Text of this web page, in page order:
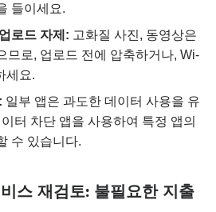
들이세요.
로드 자제: 고화질 사진, 동영상은
므로, 업로드 전에 압축하거나, Wi-
세요.
일부 앱은 과도한 데이터 사용을 유
터 차단 앱을 사용하여 특정 앱의
수 있습니다.
스 재검토: 불필요한 지출